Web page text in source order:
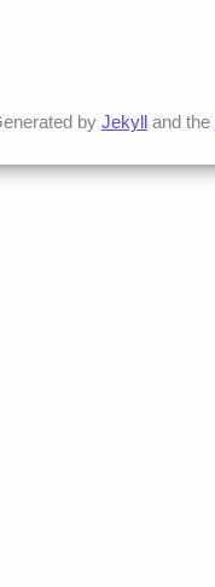
by Jekylland the